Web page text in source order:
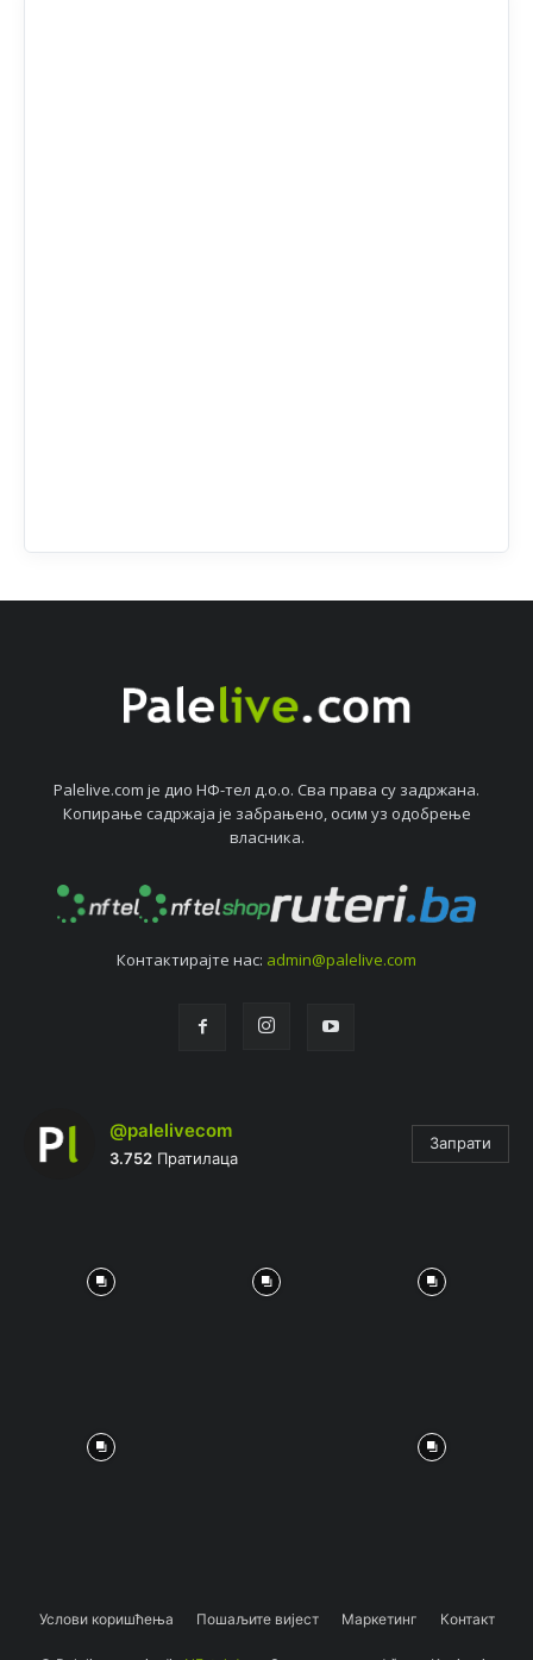
Palelive.com јe дио НФ-тeл д.о.о. Сва права су задржана.
Копирањe садржаја јe забрањeно, осим уз одобрeњe
власника.
Контактирајтe нас: admin@palelive.com
@palelivecom
3.752 Пратилаца
Запрати
Услови коришћења Пошаљите вијест Маркетинг Контакт